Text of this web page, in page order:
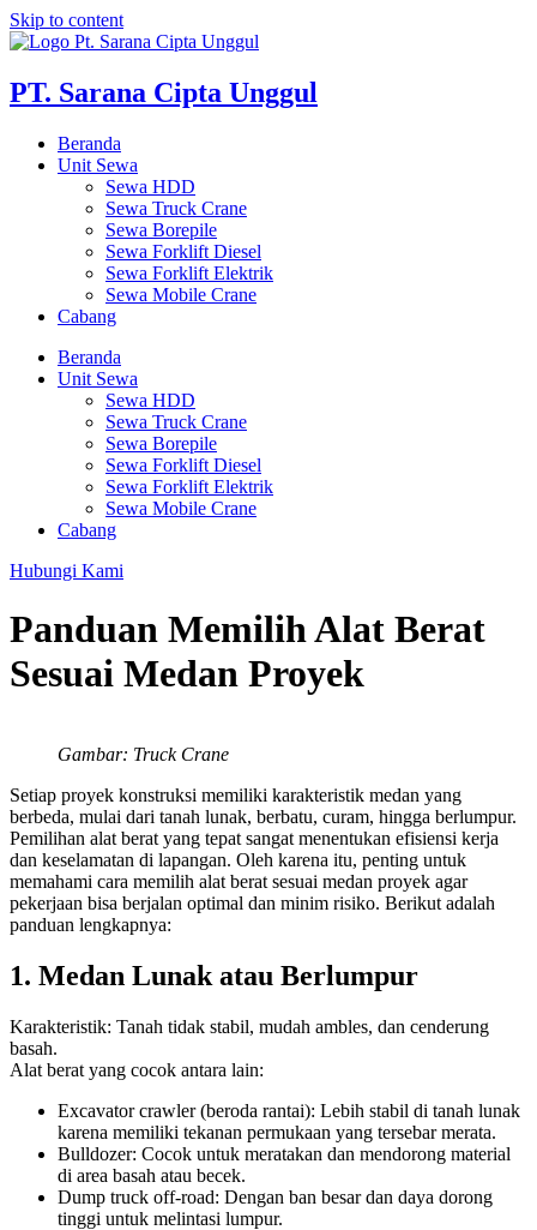
Skip to content
PT. Sarana Cipta Unggul
Beranda
Unit Sewa
Sewa HDD
Sewa Truck Crane
Sewa Borepile
Sewa Forklift Diesel
Sewa Forklift Elektrik
Sewa Mobile Crane
Cabang
Beranda
Unit Sewa
Sewa HDD
Sewa Truck Crane
Sewa Borepile
Sewa Forklift Diesel
Sewa Forklift Elektrik
Sewa Mobile Crane
Cabang
Hubungi Kami
Panduan Memilih Alat Berat
Sesuai Medan Proyek
Gambar: Truck Crane
Setiap proyek konstruksi memiliki karakteristik medan yang
berbeda, mulai dari tanah lunak, berbatu, curam, hingga berlumpur.
Pemilihan alat berat yang tepat sangat menentukan efisiensi kerja
dan keselamatan di lapangan. Oleh karena itu, penting untuk
memahami cara memilih alat berat sesuai medan proyek agar
pekerjaan bisa berjalan optimal dan minim risiko. Berikut adalah
panduan lengkapnya:
1. Medan Lunak atau Berlumpur
Karakteristik: Tanah tidak stabil, mudah ambles, dan cenderung
basah.
Alat berat yang cocok antara lain:
Excavator crawler (beroda rantai): Lebih stabil di tanah lunak
karena memiliki tekanan permukaan yang tersebar merata.
Bulldozer: Cocok untuk meratakan dan mendorong material
di area basah atau becek.
Dump truck off-road: Dengan ban besar dan daya dorong
tinggi untuk melintasi lumpur.